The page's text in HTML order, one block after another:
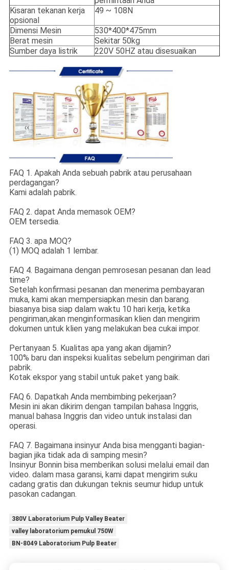
Kisaran tekanan kerja
opsional
49 ~ 108N
Dimensi Mesin
530*400*475mm
Berat mesin
Sekitar 50kg
Sumber daya listrik
220V 50HZ atau disesuaikan
FAQ 1. Apakah Anda sebuah pabrik atau perusahaan
perdagangan?
Kami adalah pabrik.
FAQ 2. dapat Anda memasok OEM?
OEM tersedia.
FAQ 3. apa MOQ?
(1) MOQ adalah 1 lembar.
FAQ 4. Bagaimana dengan pemrosesan pesanan dan lead
time?
Setelah konfirmasi pesanan dan menerima pembayaran
muka, kami akan mempersiapkan mesin dan barang.
biasanya bisa siap dalam waktu 10 hari kerja, ketika
pengiriman,akan menginformasikan klien dan mengirim
dokumen untuk klien yang melakukan bea cukai impor.
Pertanyaan 5. Kualitas apa yang akan dijamin?
100% baru dan inspeksi kualitas sebelum pengiriman dari
pabrik.
Kotak ekspor yang stabil untuk paket yang baik.
FAQ 6. Dapatkah Anda membimbing pekerjaan?
Mesin ini akan dikirim dengan tampilan bahasa Inggris,
manual bahasa Inggris dan video untuk instalasi dan
operasi.
FAQ 7. Bagaimana insinyur Anda bisa mengganti bagian-
bagian jika tidak ada di samping mesin?
Insinyur Bonnin bisa memberikan solusi melalui email dan
video. dalam masa garansi, kami dapat mengirim suku
cadang gratis dan dukungan teknis seumur hidup untuk
pasokan cadangan.
380V Laboratorium Pulp Valley Beater
valley laboratorium pemukul 750W
BN-8049 Laboratorium Pulp Beater